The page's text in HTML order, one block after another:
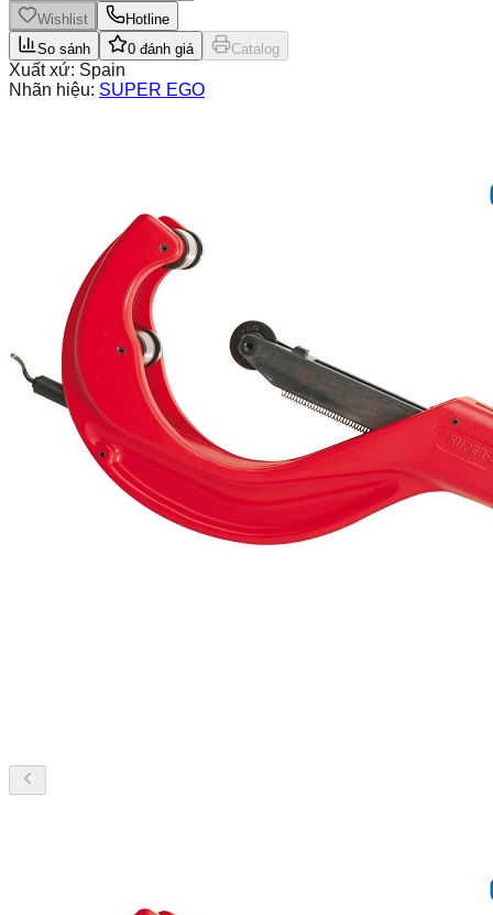
Wishlist
Hotline
So sánh
0 đánh giá Catalog
Xuất xứ: Spain
Nhãn hiệu: SUPER EGO